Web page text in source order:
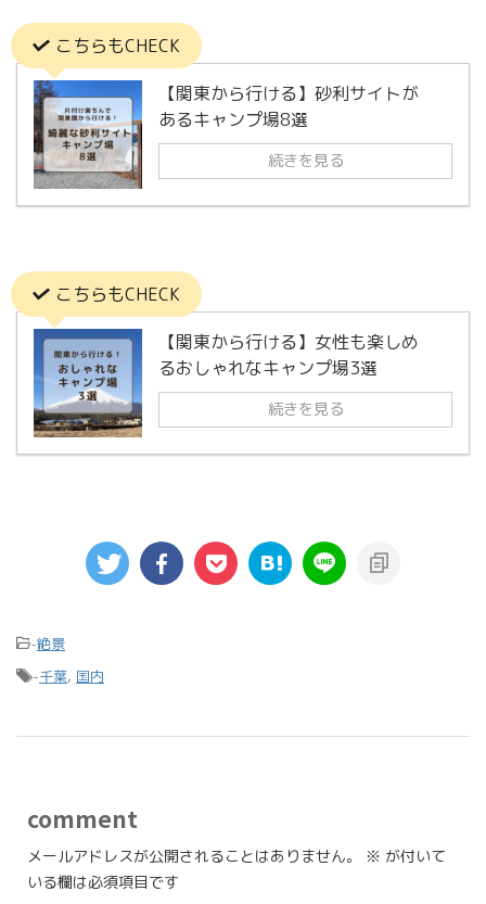
こちらもCHECK
【関東から行ける】砂利サイトが
あるキャンプ場8選
続きを見る
こちらもCHECK
【関東から行ける】女性も楽しめ
るおしゃれなキャンプ場3選
続きを見る
-絶景
-千葉, 国内
comment
メールアドレスが公開されることはありません。 ※ が付いて
いる欄は必須項目です